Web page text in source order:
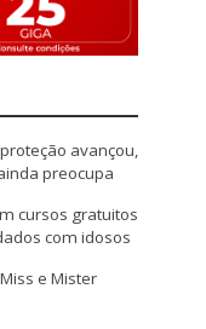
avançou,
preocupa
cursos gratuitos
com idosos
e Mister